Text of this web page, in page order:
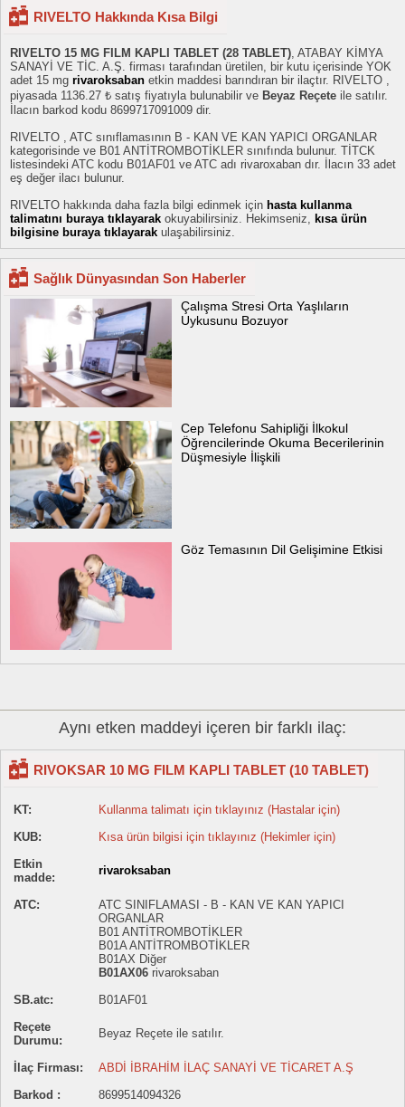
RIVELTO Hakkında Kısa Bilgi
RIVELTO 15 MG FILM KAPLI TABLET (28 TABLET), ATABAY KİMYA
SANAYİ VE TİC. A.Ş. firması tarafından üretilen, bir kutu içerisinde YOK
adet 15 mg rivaroksaban etkin maddesi barındıran bir ilaçtır. RIVELTO ,
piyasada 1136.27 ₺ satış fiyatıyla bulunabilir ve Beyaz Reçete ile satılır.
İlacın barkod kodu 8699717091009 dir.
RIVELTO , ATC sınıflamasının B - KAN VE KAN YAPICI ORGANLAR
kategorisinde ve B01 ANTİTROMBOTİKLER sınıfında bulunur. TİTCK
listesindeki ATC kodu B01AF01 ve ATC adı rivaroxaban dır. İlacın 33 adet
eş değer ilacı bulunur.
RIVELTO hakkında daha fazla bilgi edinmek için hasta kullanma
talimatını buraya tıklayarak okuyabilirsiniz. Hekimseniz, kısa ürün
bilgisine buraya tıklayarak ulaşabilirsiniz.
Sağlık Dünyasından Son Haberler
Çalışma Stresi Orta Yaşlıların
Uykusunu Bozuyor
Cep Telefonu Sahipliği İlkokul
Öğrencilerinde Okuma Becerilerinin
Düşmesiyle İlişkili
Göz Temasının Dil Gelişimine Etkisi
Aynı etken maddeyi içeren bir farklı ilaç:
RIVOKSAR 10 MG FILM KAPLI TABLET (10 TABLET)
KT:
Kullanma talimatı için tıklayınız (Hastalar için)
KUB:
Kısa ürün bilgisi için tıklayınız (Hekimler için)
Etkin
madde:
rivaroksaban
ATC:
ATC SINIFLAMASI - B - KAN VE KAN YAPICI
ORGANLAR
B01 ANTİTROMBOTİKLER
B01A ANTİTROMBOTİKLER
B01AX Diğer
B01AX06 rivaroksaban
SB.atc:
B01AF01
Reçete
Durumu:
Beyaz Reçete ile satılır.
İlaç Firması:
ABDİ İBRAHİM İLAÇ SANAYİ VE TİCARET A.Ş
Barkod :
8699514094326